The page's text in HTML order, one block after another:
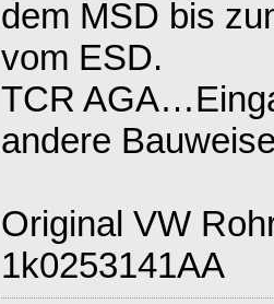
dem MSD bis
vom ESD.
TCR
andere
Original VW
1k0253141AA